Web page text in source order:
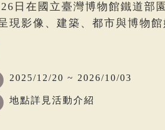
日在國立臺灣博物館鐵道部
現影像、建築、都市與博物館
2025/12/20 ~ 2026/10/03
地點詳見活動介紹